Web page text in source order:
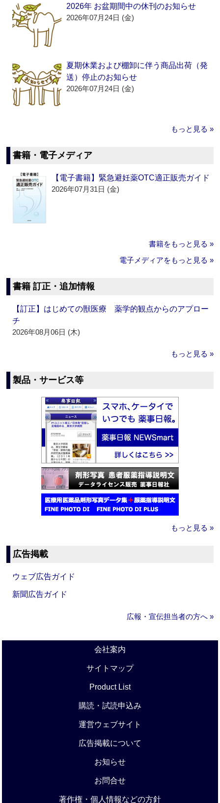
2026年 お盆期間中の休刊のお知らせ
2026年07月24日 (金)
夏期休業および棚卸に伴う商品出荷（発
送）停止のお知らせ
2026年07月24日 (金)
もっと見る »
書籍・電子メディア
【電子書籍】緊急避妊薬OTC適正販売ガイド
2026年07月31日 (金)
書籍をもっと見る »
電子メディアをもっと見る »
書籍 訂正・追加情報
【訂正】はじめての獣医療 薬学的観点からのアプロー
チ
2026年08月06日 (木)
もっと見る »
製品・サービス等
もっと見る »
広告掲載
ウェブ広告ガイド
新聞広告ガイド
広報・宣伝担当者の方へ »
会社案内
サイトマップ
Product List
購読・試読申込み
運営ウェブサイト
広告掲載について
お知らせ
お問合せ
著作権・個人情報などの方針